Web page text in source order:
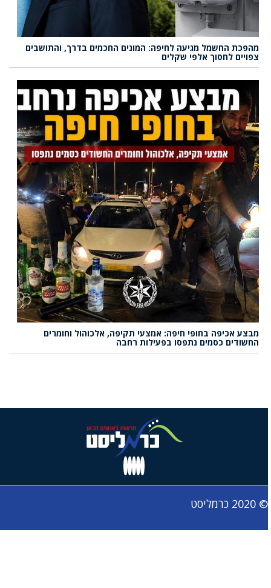
מהפכת החשמל מגיעה לחיפה: המונים החכמים בדרך, והתושבים
צפויים לחסוך אלפי שקלים
מבצע אכיפה בחופי חיפה: אמצעי תקיפה, אלכוהול וחומרים
החשודים כסמים נתפסו בפעילות רחבה
© 2020 כרמליסט